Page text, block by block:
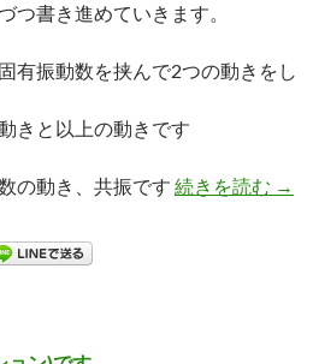
つ書き進めていきます。
有振動数を挟んで2つの動きをし
きと以上の動きです
の動き、共振です 続きを読む ス
→